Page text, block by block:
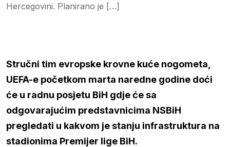
Hercegovini. Planirano je […]
Stručni tim evropske krovne kuće nogometa,
UEFA-e početkom marta naredne godine doći
će u radnu posjetu BiH gdje će sa
odgovarajućim predstavnicima NSBiH
pregledati u kakvom je stanju infrastruktura na
stadionima Premijer lige BiH.